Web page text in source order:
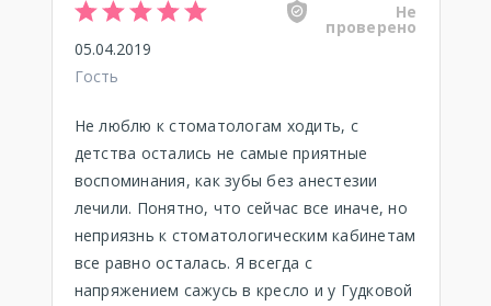
Не
проверено
05.04.2019
Гость
Не люблю к стоматологам ходить, с
детства остались не самые приятные
воспоминания, как зубы без анестезии
лечили. Понятно, что сейчас все иначе, но
неприязнь к стоматологическим кабинетам
все равно осталась. Я всегда с
напряжением сажусь в кресло и у Гудковой